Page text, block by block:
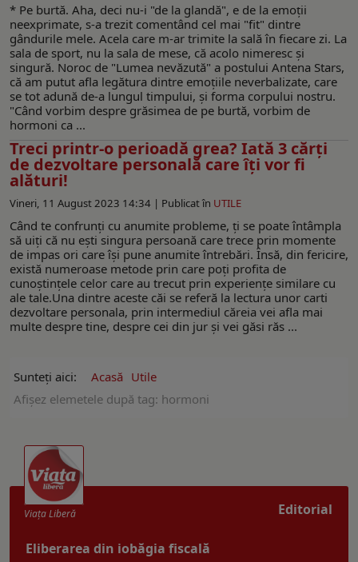
* Pe burtă. Aha, deci nu-i "de la glandă", e de la emoții
neexprimate, s-a trezit comentând cel mai "fit" dintre
gândurile mele. Acela care m-ar trimite la sală în fiecare zi. La
sala de sport, nu la sala de mese, că acolo nimeresc și
singură. Noroc de "Lumea nevăzută" a postului Antena Stars,
că am putut afla legătura dintre emoțiile neverbalizate, care
se tot adună de-a lungul timpului, și forma corpului nostru.
"Când vorbim despre grăsimea de pe burtă, vorbim de
hormoni ca ...
Treci printr-o perioadă grea? Iată 3 cărți
de dezvoltare personală care îți vor fi
alături!
Vineri, 11 August 2023 14:34 | Publicat în UTILE
Când te confrunți cu anumite probleme, ți se poate întâmpla
să uiți că nu ești singura persoană care trece prin momente
de impas ori care își pune anumite întrebări. Însă, din fericire,
există numeroase metode prin care poți profita de
cunoștințele celor care au trecut prin experiențe similare cu
ale tale.Una dintre aceste căi se referă la lectura unor carti
dezvoltare personala, prin intermediul căreia vei afla mai
multe despre tine, despre cei din jur și vei găsi răs ...
Sunteți aici: Acasă Utile
Afişez elemetele după tag: hormoni
Editorial
Viaţa Liberă
Eliberarea din iobăgia fiscală